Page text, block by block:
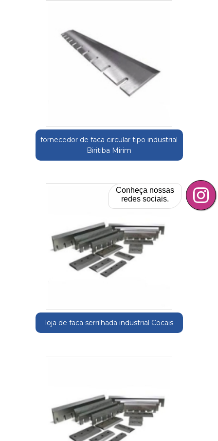
fornecedor de faca circular tipo industrial
Biritiba Mirim
loja de faca serrilhada industrial Cocais
Conheça nossas
redes sociais.